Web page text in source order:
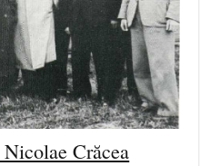
Crăcea